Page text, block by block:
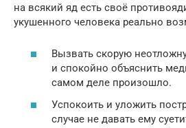
на всякий яд есть своё
укушенного человека реально
Вызвать скорую
и спокойно объяснить
самом деле произошло.
Успокоить и уложить
случае не давать ему